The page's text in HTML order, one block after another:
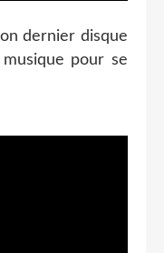
dernier disque
pour se